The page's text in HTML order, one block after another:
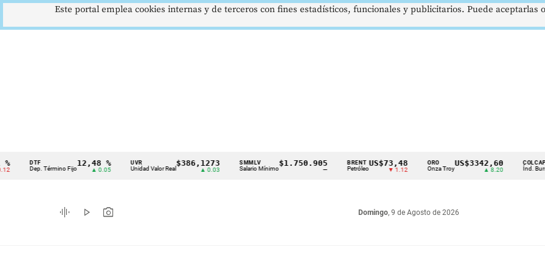
Cintillo
indicadores
económicos
Dep. Término Fijo
12,48 %
▲ 0.05 Unidad Valor Real
$386,1273
▲ 0.03
SMMLV
Salario Mínimo
$1.750.905 BRENT
Petróleo
US$73,48
▼ 1.12 Onza Troy
US$3342,60
▲ 8.20
COLCAP
Índ. Bursátil
graphic_eq play_arrow photo_camera Domingo, 9 de Agosto de 2026
Este portal emplea cookies internas y de terceros con fines estadísticos, funcionales y publicitarios. Puede aceptarlas